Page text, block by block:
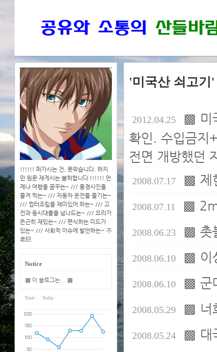
!!!!!! 퍼가시는 건, 못막습니다. 하지
만 원문 재게시는 불허합니다 !!!!!! 언
제나 여행을 꿈꾸는~ /// 풍경사진을
즐겨 찍는~ /// 자동차 운전을 즐기는~
/// 컴터조립을 재미있어 하는~ /// 고
전과 동시대물을 넘나드는~ /// 요리가
은근히 재밌는~ /// 편식하는 미드가
있는~ /// 사회적 이슈에 발언하는~ 不
老巨
Notice
▩ 이 블로그는... ▩
Total : Today :
'미국산 쇠고
2012.04.25 ▩ 미
확인. 수입금지
전면 개방했던
2008.07.17 ▩ 제
2008.07.11 ▩
2008.06.23 ▩ 촛
2008.06.10 ▩ 이
2008.06.10 ▩ 군
2008.05.29 ▩ 너
2008.05.24 ▩ 대